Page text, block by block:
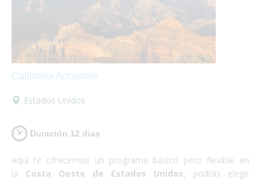
California Accesible
Estados Unidos
Duración 12 dias
Aquí te ofrecemos un programa básico pero flexible en
la Costa Oeste de Estados Unidos, podrás elegir